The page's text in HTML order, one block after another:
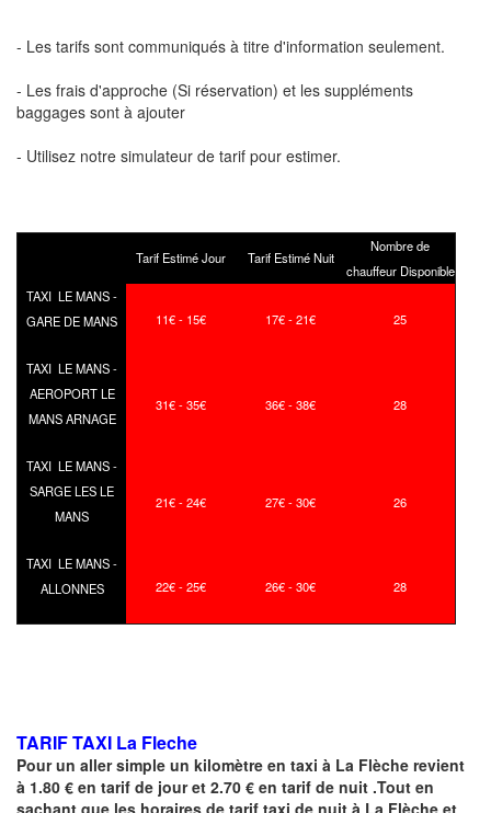
- Les tarifs sont communiqués à titre d'information seulement.
- Les frais d'approche (Si réservation) et les suppléments
baggages sont à ajouter
- Utilisez notre simulateur de tarif pour estimer.
Tarif Estimé Jour Tarif Estimé Nuit
Nombre de
chauffeur Disponible
TAXI LE MANS -
GARE DE MANS
11€ - 15€ 17€ - 21€ 25
TAXI LE MANS -
AEROPORT LE
MANS ARNAGE
31€ - 35€ 36€ - 38€ 28
TAXI LE MANS -
SARGE LES LE
MANS
21€ - 24€ 27€ - 30€ 26
TAXI LE MANS -
ALLONNES
22€ - 25€ 26€ - 30€ 28
TARIF TAXI La Fleche
Pour un aller simple un kilomètre en taxi à La Flèche revient
à 1.80 € en tarif de jour et 2.70 € en tarif de nuit .Tout en